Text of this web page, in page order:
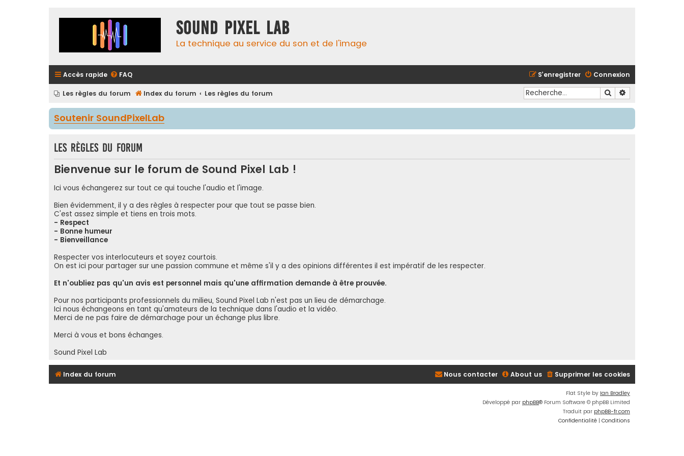
Sound Pixel Lab
La technique au service du son et de l'image
Accès rapide FAQ Connexion
S’enregistrer
Les règles du forum Index du forum Les règles du forum Rechercher
Soutenir SoundPixelLab
Les règles du forum
Bienvenue sur le forum de Sound Pixel Lab !
Ici vous échangerez sur tout ce qui touche l'audio et l'image.
Bien évidemment, il y a des règles à respecter pour que tout se passe bien.
C'est assez simple et tiens en trois mots.
- Respect
- Bonne humeur
- Bienveillance
Respecter vos interlocuteurs et soyez courtois.
On est ici pour partager sur une passion commune et même s'il y a des opinions différentes il est impératif de les respecter.
Et n'oubliez pas qu'un avis est personnel mais qu'une affirmation demande à être prouvée.
Pour nos participants professionnels du milieu, Sound Pixel Lab n'est pas un lieu de démarchage.
Ici nous échangeons en tant qu'amateurs de la technique dans l'audio et la vidéo.
Merci de ne pas faire de démarchage pour un échange plus libre.
Merci à vous et bons échanges.
Sound Pixel Lab
Index du forum Supprimer les cookies
About us
Nous contacter
Flat Style by Ian Bradley
Développé par phpBB® Forum Software © phpBB Limited
Traduit par phpBB-fr.com
Confidentialité | Conditions